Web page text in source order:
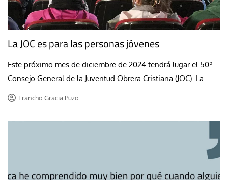
La JOC es para las personas jóvenes
Este próximo mes de diciembre de 2024 tendrá lugar el 50º
Consejo General de la Juventud Obrera Cristiana (JOC). La
Francho Gracia Puzo